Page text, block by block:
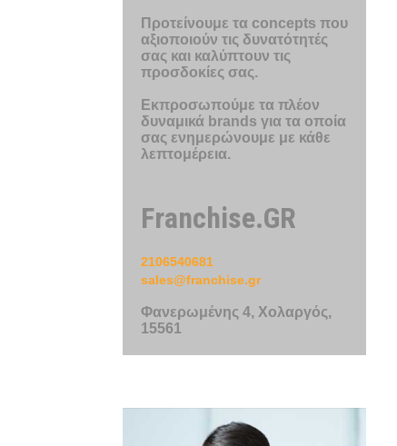
Προτείνουμε τα concepts που
αξιοποιούν τις δυνατότητές
σας και καλύπτουν τις
προσδοκίες σας.
Εκπροσωπούμε τα πλέον
δυναμικά brands για τα οποία
σας ενημερώνουμε με κάθε
λεπτομέρεια.
Franchise.GR
2106540681
sales@franchise.gr
Φανερωμένης 4, Χολαργός,
15561